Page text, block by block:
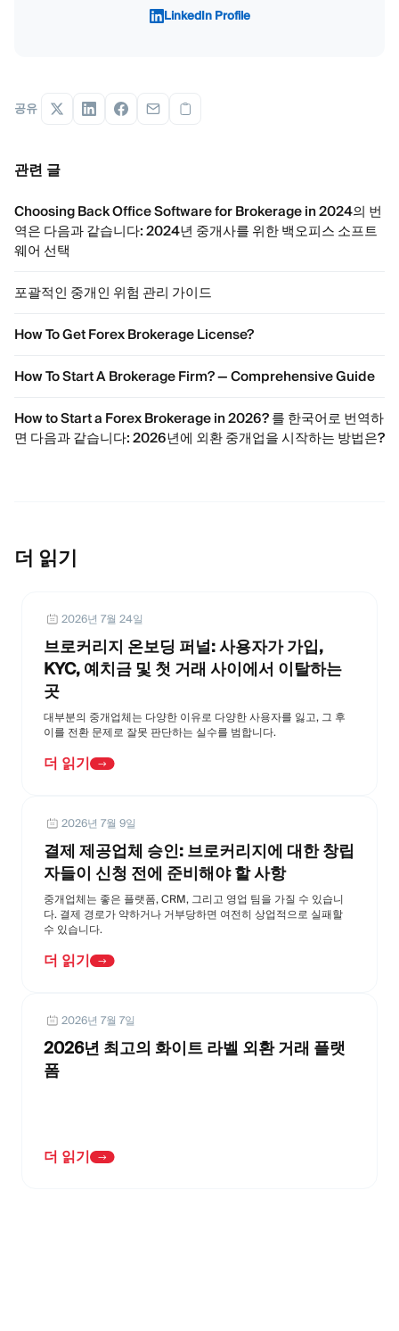
LinkedIn Profile
공유
관련 글
Choosing Back Office Software for Brokerage in 2024의 번
역은 다음과 같습니다: 2024년 중개사를 위한 백오피스 소프트
웨어 선택
포괄적인 중개인 위험 관리 가이드
How To Get Forex Brokerage License?
How To Start A Brokerage Firm? — Comprehensive Guide
How to Start a Forex Brokerage in 2026? 를 한국어로 번역하
면 다음과 같습니다: 2026년에 외환 중개업을 시작하는 방법은?
더 읽기
2026년 7월 24일
브로커리지 온보딩 퍼널: 사용자가 가입,
KYC, 예치금 및 첫 거래 사이에서 이탈하는
곳
대부분의 중개업체는 다양한 이유로 다양한 사용자를 잃고, 그 후
이를 전환 문제로 잘못 판단하는 실수를 범합니다.
더 읽기
2026년 7월 9일
결제 제공업체 승인: 브로커리지에 대한 창립
자들이 신청 전에 준비해야 할 사항
중개업체는 좋은 플랫폼, CRM, 그리고 영업 팀을 가질 수 있습니
다. 결제 경로가 약하거나 거부당하면 여전히 상업적으로 실패할
수 있습니다.
더 읽기
2026년 7월 7일
2026년 최고의 화이트 라벨 외환 거래 플랫
폼
더 읽기